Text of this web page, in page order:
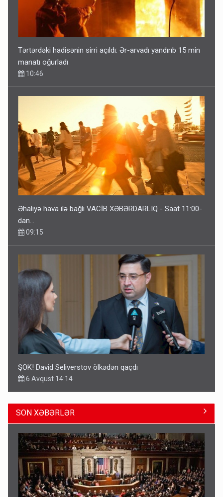
Tərtərdəki hadisənin sirri açıldı: Ər-arvadı yandırıb 15 min
manatı oğurladı
10:46
Əhaliyə hava ilə bağlı VACİB XƏBƏRDARLIQ - Saat 11:00-
dan…
09:15
ŞOK! David Seliverstov ölkədən qaçdı
6 Avqust 14:14
SON XƏBƏRLƏR